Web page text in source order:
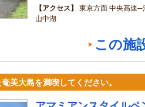
アクセス
東京方面 中央高速
山中湖
この施
美大島を満喫してください。